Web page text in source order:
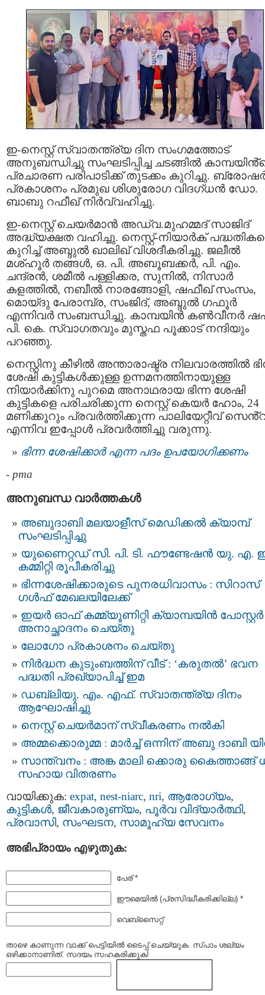
ഇ-നെസ്റ്റ് സ്വാതന്ത്ര്യ ദിന സംഗമത്തോട്
അനുബന്ധിച്ചു സംഘടിപ്പിച്ച ചടങ്ങിൽ
പ്രചാരണ പരിപാടിക്ക് തുടക്കം കുറിച്ചു.
പ്രകാശനം പ്രമുഖ ശിശുരോഗ വിദഗ്ധൻ ഡോ.
ബാബു റഫീഖ് നിർവ്വഹിച്ചു.
ഇ-നെസ്റ്റ് ചെയർമാൻ അഡ്വ.മുഹമ്മദ് സാജിദ്
അദ്ധ്യക്ഷത വഹിച്ചു. നെസ്റ്റ്-നിയാർക്
കുറിച്ച് അബ്ദുൽ ഖാലിഖ് വിശദീകരിച്ചു. ജലീൽ
മശ്ഹൂർ തങ്ങൾ, ഒ. പി. അബൂബക്കർ, പി. എം.
ചന്ദ്രൻ, ശമീൽ പള്ളിക്കര, സുനിൽ, നിസാർ
കളത്തിൽ, നബീൽ നാരങ്ങോളി, ഷഫീഖ് സംസം,
മൊയ്‌ദു പേരാമ്പ്ര, സംജിദ്, അബ്ദുൽ ഗഫൂർ
എന്നിവർ സംബന്ധിച്ചു. കാമ്പയിൻ കൺവീനർ
പി. കെ. സ്വാഗതവും മുസ്തഫ പൂക്കാട് നന്ദിയും
പറഞ്ഞു.
നെസ്റ്റിനു കീഴിൽ അന്താരാഷ്ട്ര നിലവാരത്തിൽ
ശേഷി കുട്ടികൾക്കുള്ള ഉന്നമനത്തിനായുള്ള
നിയാർക്കിനു പുറമെ അനാഥരായ ഭിന്ന ശേഷി
കുട്ടികളെ പരിചരിക്കുന്ന നെസ്റ്റ് കെയർ ഹോം, 24
മണിക്കൂറും പ്രവർത്തിക്കുന്ന പാലിയേറ്റീവ്
എന്നിവ ഇപ്പോൾ പ്രവർത്തിച്ചു വരുന്നു.
ഭിന്ന ശേഷിക്കാർ എന്ന പദം ഉപയോഗിക്കണം
- pma
അനുബന്ധ വാര്‍ത്തകള്‍
അബുദാബി മലയാളീസ് മെഡിക്കൽ ക്യാമ്പ്
സംഘടിപ്പിച്ചു
യുണൈറ്റഡ് സി. പി. ടി. ഫൗണ്ടേഷൻ യു. എ.
കമ്മിറ്റി രൂപീകരിച്ചു
ഭിന്നശേഷിക്കാരുടെ പുനരധിവാസം : സിറാസ്
ഗൾഫ് മേഖലയിലേക്ക്
ഇയർ ഓഫ് കമ്മ്യൂണിറ്റി ക്യാമ്പയിൻ പോസ്റ്റർ
അനാച്ഛാദനം ചെയ്തു
ലോഗോ പ്രകാശനം ചെയ്തു
നിർദ്ധന കുടുംബത്തിന് വീട് : ‘കരുതൽ’ ഭവന
പദ്ധതി പ്രഖ്യാപിച്ച് ഇമ
ഡബ്ലിയു. എം. എഫ്. സ്വാതന്ത്ര്യ ദിനം
ആഘോഷിച്ചു
നെസ്റ്റ് ചെയർമാന് സ്വീകരണം നൽകി
അമ്മക്കൊരുമ്മ : മാർച്ച് ഒന്നിന് അബു ദാബി
സാന്ത്വനം : അങ്ക മാലി ക്കൊരു കൈത്താങ്ങ്
സഹായ വിതരണം
വായിക്കുക: expat, nest-niarc, nri, ആരോഗ്യം,
കുട്ടികള്‍, ജീവകാരുണ്യം, പൂര്‍വ വിദ്യാര്‍ത്ഥി,
പ്രവാസി, സംഘടന, സാമൂഹ്യ സേവനം
അഭിപ്രായം എഴുതുക:
പേര് *
ഈമെയില്‍ (പ്രസിദ്ധീകരിക്കില്ല) *
വെബ്സൈറ്റ്
താഴെ കാണുന്ന വാക്ക് പെട്ടിയില്‍ ടൈപ്പ്‌ ചെയ്യുക. സ്പാം ശല്യം
ഒഴിക്കാനാണിത്. സദയം സഹകരിക്കുക!